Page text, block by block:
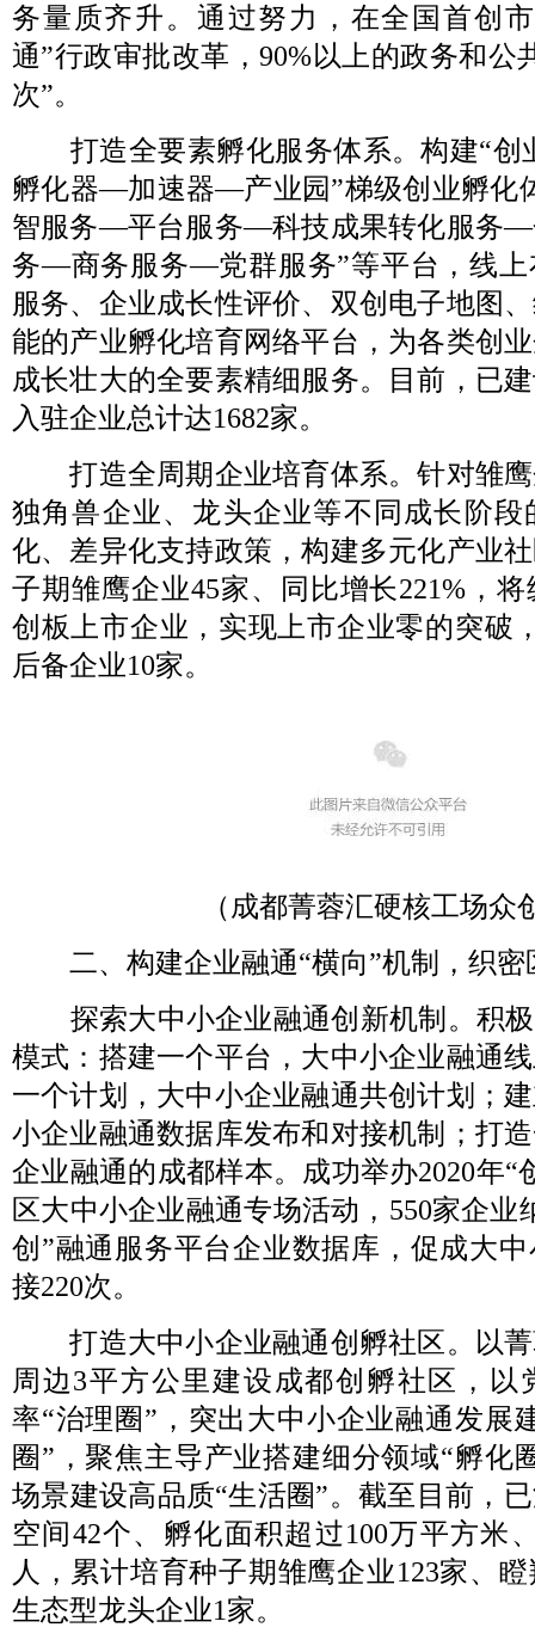
务量质齐升。通过努力，在全国首创
通”行政审批改革，90%以上的政务和公
次”。
打造全要素孵化服务体系。构建“创
孵化器—加速器—产业园”梯级创业孵化
智服务—平台服务—科技成果转化服务
务—商务服务—党群服务”等平台，线上
服务、企业成长性评价、双创电子地图
能的产业孵化培育网络平台，为各类创
成长壮大的全要素精细服务。目前，已
入驻企业总计达1682家。
打造全周期企业培育体系。针对雏鹰
独角兽企业、龙头企业等不同成长阶段
化、差异化支持政策，构建多元化产业
子期雏鹰企业45家、同比增长221%，
创板上市企业，实现上市企业零的突破
后备企业10家。
（成都菁蓉汇硬核工场众
二、构建企业融通“横向”机制，织密
探索大中小企业融通创新机制。积极
模式：搭建一个平台，大中小企业融通
一个计划，大中小企业融通共创计划；
小企业融通数据库发布和对接机制；打
企业融通的成都样本。成功举办2020年“
区大中小企业融通专场活动，550家企业
创”融通服务平台企业数据库，促成大
接220次。
打造大中小企业融通创孵社区。以菁
周边3平方公里建设成都创孵社区，以
率“治理圈”，突出大中小企业融通发展
圈”，聚焦主导产业搭建细分领域“孵化
场景建设高品质“生活圈”。截至目前，
空间42个、孵化面积超过100万平方米
人，累计培育种子期雏鹰企业123家、
生态型龙头企业1家。